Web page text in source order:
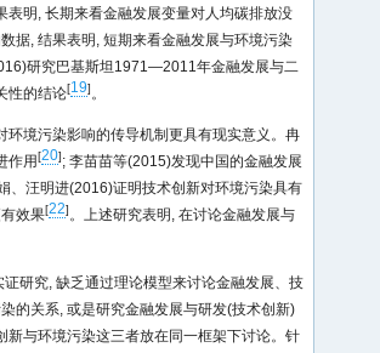
明, 长期来看金融发展变量对人均碳排放没
据, 结果表明, 短期来看金融发展与环境污染
研究巴基斯坦1971—2011年金融发展与二
性的结论[19]。
境污染影响的传导机制更具有现实意义。冉
作用[20]; 李苗苗等(2015)发现中国的金融发展
、汪明进(2016)证明技术创新对环境污染具有
效果[22]。上述研究表明, 在讨论金融发展与
研究, 缺乏通过理论模型来讨论金融发展、技
的关系, 或是研究金融发展与研发(技术创新)
与环境污染这三者放在同一框架下讨论。针